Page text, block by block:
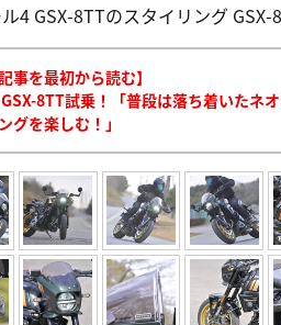
4 GSX-8TTのスタイリング
事を最初から読む】
8TT試乗！「普段は落ち着いたネ
グを楽しむ！」